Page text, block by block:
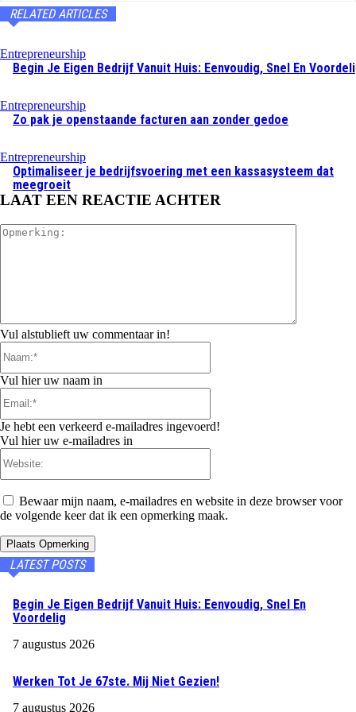
RELATED ARTICLES
Entrepreneurship
Begin Je Eigen Bedrijf Vanuit Huis: Eenvoudig, Snel En
Entrepreneurship
Zo pak je openstaande facturen aan zonder gedoe
Entrepreneurship
Optimaliseer je bedrijfsvoering met een kassasysteem dat
meegroeit
LAAT EEN REACTIE ACHTER
Vul alstublieft uw commentaar in!
Vul hier uw naam in
Je hebt een verkeerd e-mailadres ingevoerd!
Vul hier uw e-mailadres in
Bewaar mijn naam, e-mailadres en website in deze browser voor
de volgende keer dat ik een opmerking maak.
LATEST POSTS
Begin Je Eigen Bedrijf Vanuit Huis: Eenvoudig, Snel En
Voordelig
7 augustus 2026
Werken Tot Je 67ste. Mij Niet Gezien!
7 augustus 2026